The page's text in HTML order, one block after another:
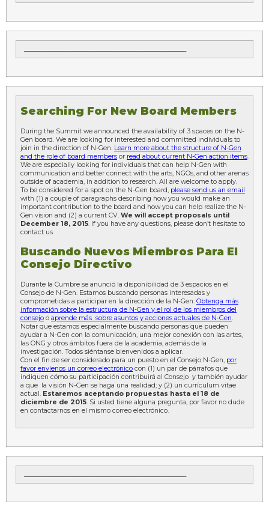
Searching For New Board Members
During the Summit we announced the availability of 3 spaces on the N-
Gen board. We are looking for interested and committed individuals to
join in the direction of N-Gen. Learn more about the structure of N-Gen
and the role of board members or read about current N-Gen action items.
We are especially looking for individuals that can help N-Gen with
communication and better connect with the arts, NGOs, and other arenas
outside of academia, in addition to research. All are welcome to apply.
To be considered for a spot on the N-Gen board, please send us an email
with (1) a couple of paragraphs describing how you would make an
important contribution to the board and how you can help realize the N-
Gen vision and (2) a current CV. We will accept proposals until
December 18, 2015. If you have any questions, please don’t hesitate to
contact us.
Buscando Nuevos Miembros Para El
Consejo Directivo
Durante la Cumbre se anunció la disponibilidad de 3 espacios en el
Consejo de N-Gen. Estamos buscando personas interesadas y
comprometidas a participar en la dirección de la N-Gen. Obtenga más
información sobre la estructura de N-Gen y el rol de los miembros del
consejo o aprende más sobre asuntos y acciones actuales de N-Gen
Notar que estamos especialmente buscando personas que pueden
ayudar a N-Gen con la comunicación, una mejor conexión con las artes,
las ONG y otros ámbitos fuera de la academia, además de la
investigación. Todos siéntanse bienvenidos a aplicar.
Con el fin de ser considerado para un puesto en el Consejo N-Gen, por
favor envíenos un correo electrónico con (1) un par de párrafos que
indiquen cómo su participación contribuirá al Consejo y también ayudar
a que la visión N-Gen se haga una realidad; y (2) un currículum vitae
actual. Estaremos aceptando propuestas hasta el 18 de
diciembre de 2015 . Si usted tiene alguna pregunta, por favor no dude
en contactarnos en el mismo correo electrónico.